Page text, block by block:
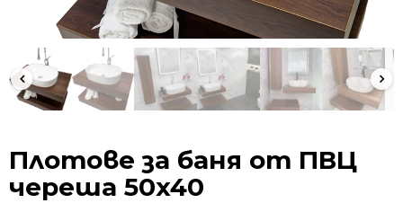
Плотове за баня от ПВЦ
череша 50x40